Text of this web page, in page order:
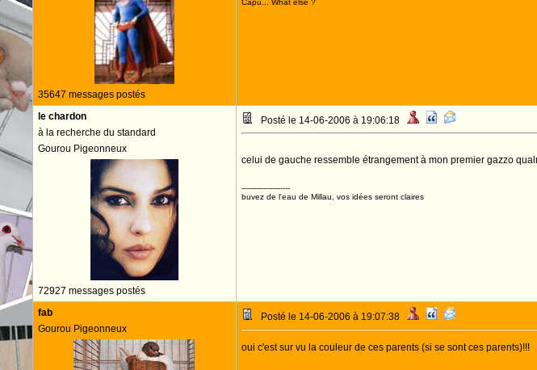
35647 messages postés
Capu... What else ?
le chardon
à la recherche du standard
Gourou Pigeonneux
72927 messages postés
Posté le 14-06-2006 à 19:06:18
celui de gauche ressemble étrangement à mon premier gazzo
--------------------
buvez de l'eau de Millau, vos idées seront claires
fab
Gourou Pigeonneux
Posté le 14-06-2006 à 19:07:38
oui c'est sur vu la couleur de ces parents (si se sont ces parents)!!!